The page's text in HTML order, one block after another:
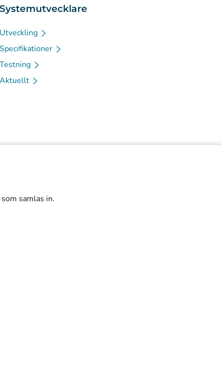
samlas in.
Systemutvecklare
Utveckling
Specifikationer
Testning
Aktuellt